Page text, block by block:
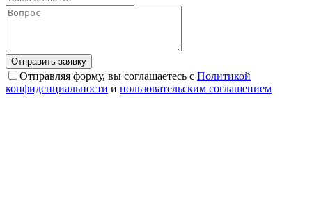
Отправляя форму, вы соглашаетесь с Политикой
конфиденциальности и пользовательским соглашением